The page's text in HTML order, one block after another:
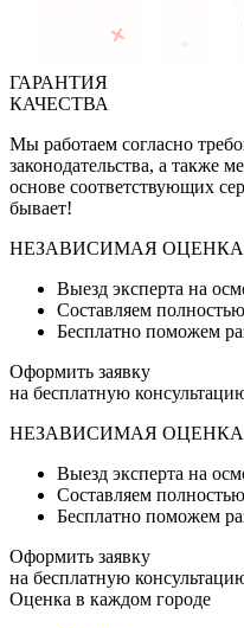
ГАРАНТИЯ
КАЧЕСТВА
Мы работаем согласно
законодательства, а также
основе соответствующих
бывает!
НЕЗАВИСИМАЯ ОЦЕНКА
Выезд эксперта на
Составляем
Бесплатно поможем
Оформить заявку
на бесплатную
НЕЗАВИСИМАЯ ОЦЕНКА
Выезд эксперта на
Составляем
Бесплатно поможем
Оформить заявку
на бесплатную
Оценка в каждом городе